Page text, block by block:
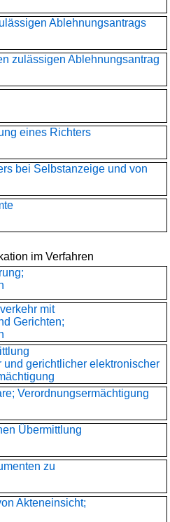
Ablehnungsantrags
zulässigen Ablehnungsantrag
eines Richters
bei Selbstanzeige und von
im Verfahren
mit
Gerichten;
gerichtlicher elektronischer
Verordnungsermächtigung
Übermittlung
zu
Akteneinsicht;